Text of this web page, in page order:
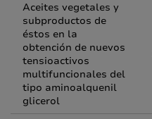
Aceites vegetales y
subproductos de
éstos en la
obtención de nuevos
tensioactivos
multifuncionales del
tipo aminoalquenil
glicerol